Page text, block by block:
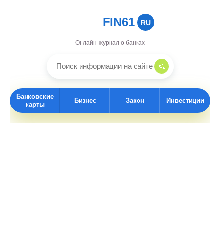
FIN61 RU
Онлайн-журнал о банках
Банковские
карты
Бизнес Закон Инвестиции